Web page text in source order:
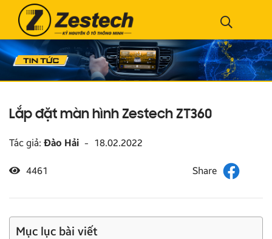
Lắp đặt màn hình Zestech ZT360
Tác giả: Đào Hải - 18.02.2022
4461
Mục lục bài viết